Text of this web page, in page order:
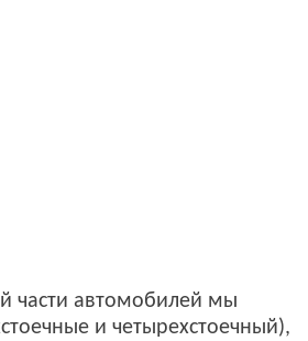
части автомобилей мы
и четырехстоечный),